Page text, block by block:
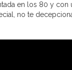
en los 80 y con
no te